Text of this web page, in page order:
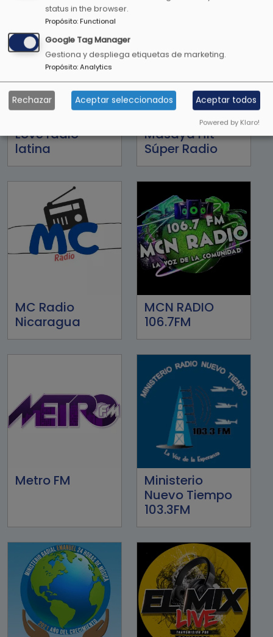
Love radio
latina
Masaya Hit
Súper Radio
MC Radio
Nicaragua
MCN RADIO
106.7FM
Metro FM
Ministerio
Nuevo Tiempo
103.3FM
status in the browser.
Propósito:Functional
Google Tag Manager
Gestiona y despliega etiquetas de marketing.
Propósito:Analytics
Rechazar Aceptar seleccionados Aceptar todos
Powered by Klaro!